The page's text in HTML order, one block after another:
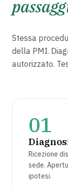
Stessa
della PMI.
autorizzato.
01
Ricezione
sede.
ipotesi.